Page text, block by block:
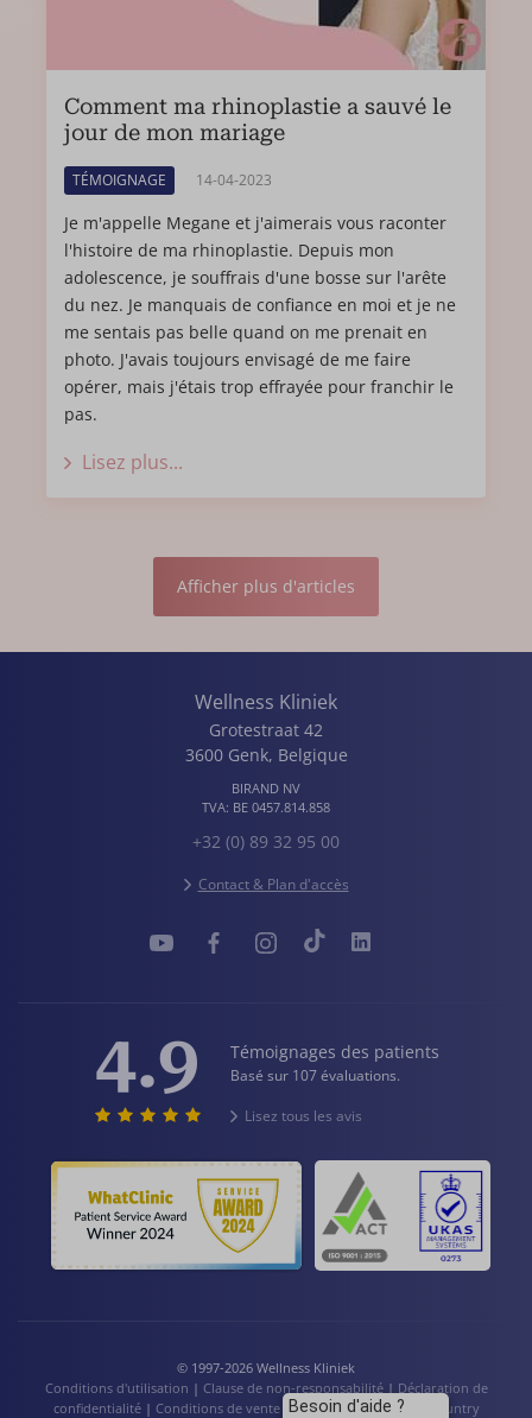
Comment ma rhinoplastie a sauvé le
jour de mon mariage
TÉMOIGNAGE 14-04-2023
Je m'appelle Megane et j'aimerais vous raconter
l'histoire de ma rhinoplastie. Depuis mon
adolescence, je souffrais d'une bosse sur l'arête
du nez. Je manquais de confiance en moi et je ne
me sentais pas belle quand on me prenait en
photo. J'avais toujours envisagé de me faire
opérer, mais j'étais trop effrayée pour franchir le
pas.
Lisez plus...
Afficher plus d'articles
Wellness Kliniek
Grotestraat 42
3600 Genk, Belgique
BIRAND NV
TVA: BE 0457.814.858
+32 (0) 89 32 95 00
Contact & Plan d'accès
4.9 Témoignages des patients
Basé sur 107 évaluations.
Lisez tous les avis
© 1997-2026 Wellness Kliniek
Conditions d'utilisation | Clause de non-responsabilité| Déclaration de
confidentialité| Conditions de vente|Cookies |Language / Country
Besoin d'aide ?